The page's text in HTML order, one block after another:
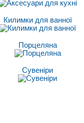
Килимки для ванної
Порцеляна
Сувеніри